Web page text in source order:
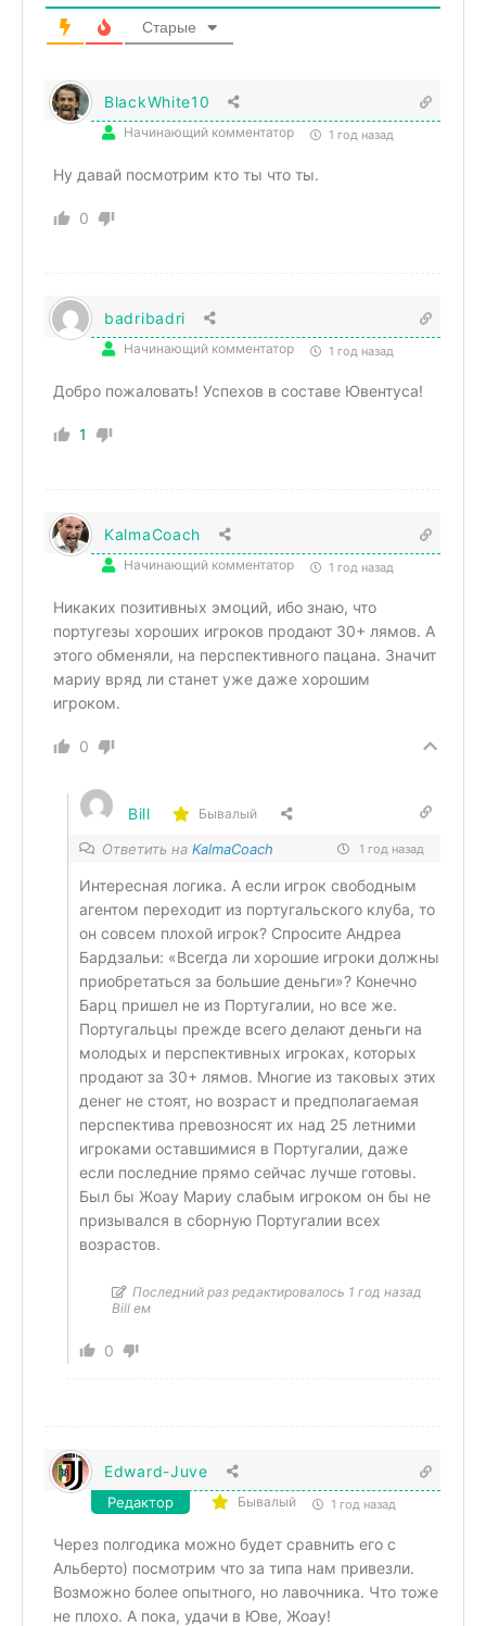
Старые
BlackWhite10
Начинающий комментатор 1 год назад
Ну давай посмотрим кто ты что ты.
0
badribadri
Начинающий комментатор 1 год назад
Добро пожаловать! Успехов в составе Ювентуса!
1
KalmaCoach
Начинающий комментатор 1 год назад
Никаких позитивных эмоций, ибо знаю, что
португезы хороших игроков продают 30+ лямов. А
этого обменяли, на перспективного пацана. Значит
мариу вряд ли станет уже даже хорошим
игроком.
0
Bill Бывалый
Ответить на KalmaCoach 1 год назад
Интересная логика. А если игрок свободным
агентом переходит из португальского клуба, то
он совсем плохой игрок? Спросите Андреа
Бардзальи: «Всегда ли хорошие игроки должны
приобретаться за большие деньги»? Конечно
Барц пришел не из Португалии, но все же.
Португальцы прежде всего делают деньги на
молодых и перспективных игроках, которых
продают за 30+ лямов. Многие из таковых этих
денег не стоят, но возраст и предполагаемая
перспектива превозносят их над 25 летними
игроками оставшимися в Португалии, даже
если последние прямо сейчас лучше готовы.
Был бы Жоау Мариу слабым игроком он бы не
призывался в сборную Португалии всех
возрастов.
Последний раз редактировалось 1 год назад
Bill ем
0
Edward-Juve
Редактор Бывалый 1 год назад
Через полгодика можно будет сравнить его с
Альберто) посмотрим что за типа нам привезли.
Возможно более опытного, но лавочника. Что тоже
не плохо. А пока, удачи в Юве, Жоау!